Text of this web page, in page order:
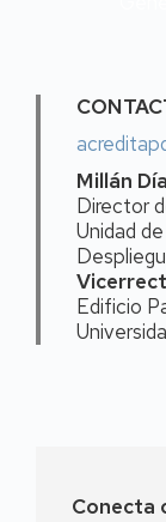
Millán
Director
Unidad
Edificio
Conecta